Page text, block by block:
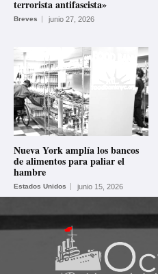
terrorista antifascista»
Breves junio 27, 2026
Nueva York amplía los bancos
de alimentos para paliar el
hambre
Estados Unidos junio 15, 2026